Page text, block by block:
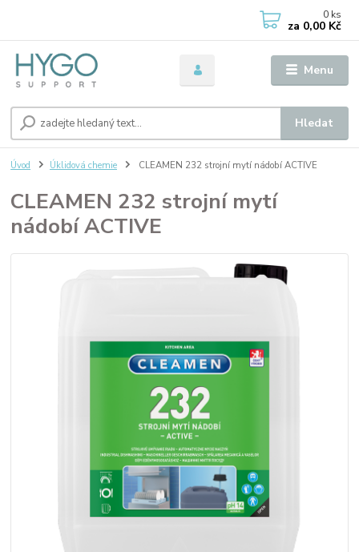
Menu
Hledat
0 ks
za 0,00 Kč
Úvod Úklidová chemie CLEAMEN 232 strojní mytí nádobí ACTIVE
CLEAMEN 232 strojní mytí
nádobí ACTIVE